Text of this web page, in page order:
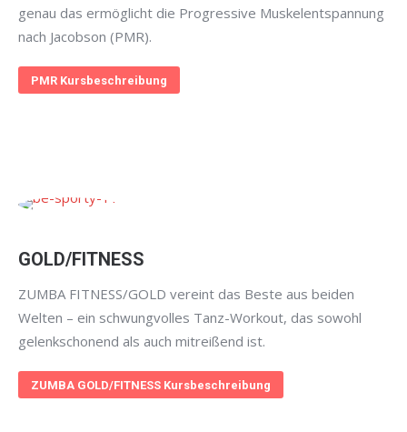
genau das ermöglicht die Progressive Muskelentspannung
nach Jacobson (PMR).
PMR Kursbeschreibung
GOLD/FITNESS
ZUMBA FITNESS/GOLD vereint das Beste aus beiden
Welten – ein schwungvolles Tanz-Workout, das sowohl
gelenkschonend als auch mitreißend ist.
ZUMBA GOLD/FITNESS Kursbeschreibung